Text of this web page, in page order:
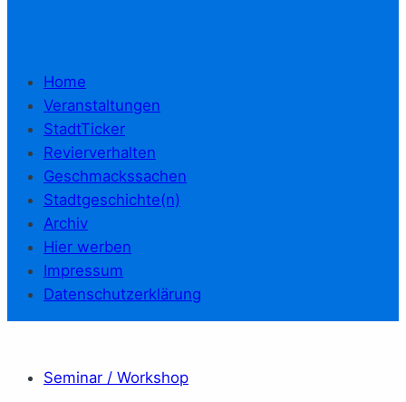
Home
Veranstaltungen
StadtTicker
Revierverhalten
Geschmackssachen
Stadtgeschichte(n)
Archiv
Hier werben
Impressum
Datenschutzerklärung
Seminar / Workshop